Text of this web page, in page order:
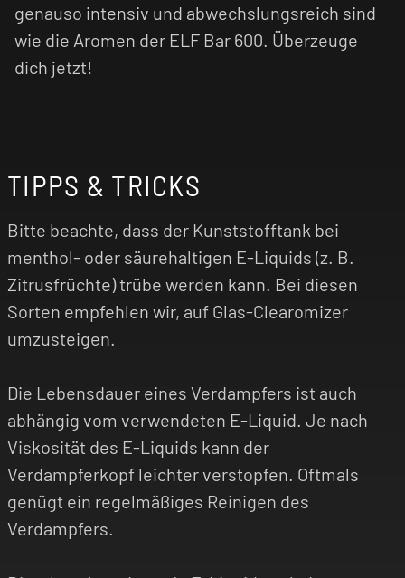
genauso intensiv und abwechslungsreich sind
wie die Aromen der ELF Bar 600. Überzeuge
dich jetzt!
TIPPS & TRICKS
Bitte beachte, dass der Kunststofftank bei
menthol- oder säurehaltigen E-Liquids (z. B.
Zitrusfrüchte) trübe werden kann. Bei diesen
Sorten empfehlen wir, auf Glas-Clearomizer
umzusteigen.
Die Lebensdauer eines Verdampfers ist auch
abhängig vom verwendeten E-Liquid. Je nach
Viskosität des E-Liquids kann der
Verdampferkopf leichter verstopfen. Oftmals
genügt ein regelmäßiges Reinigen des
Verdampfers.